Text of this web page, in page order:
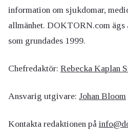
information om sjukdomar,
allmänhet. DOKTORN.com
som grundades 1999.
Chefredaktör: Rebecka Kaplan
Ansvarig utgivare: Johan Bloom
Kontakta redaktionen på